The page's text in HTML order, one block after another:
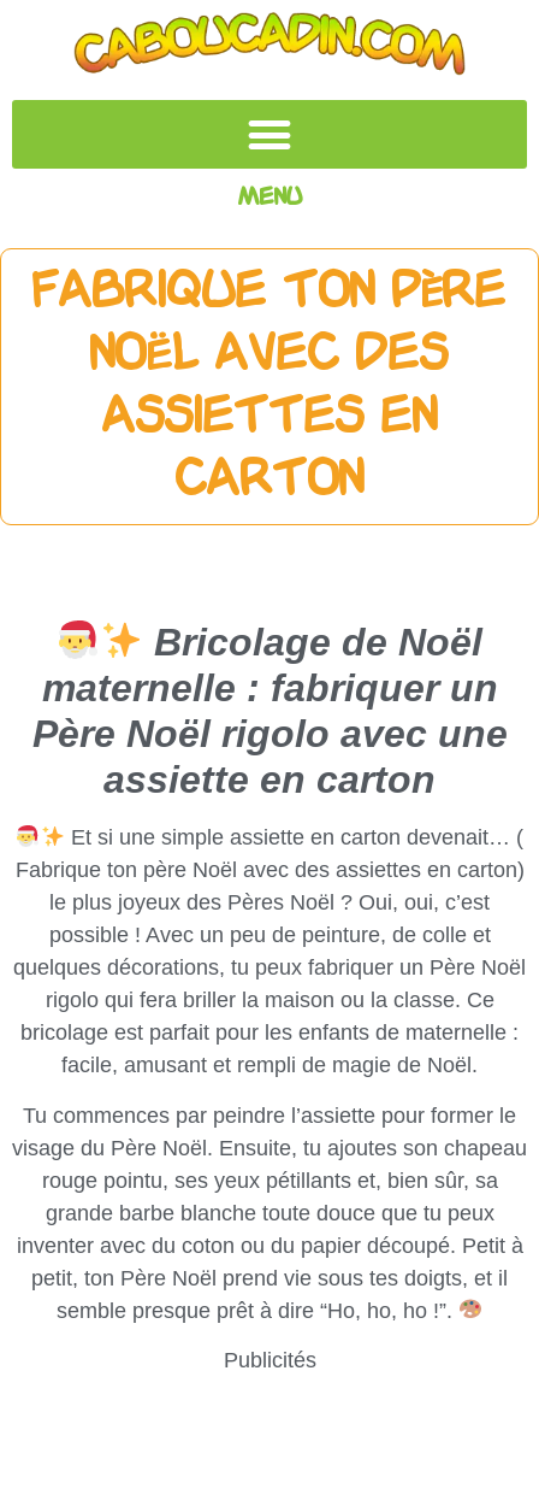
Menu
Fabrique ton père
Noël avec des
assiettes en
carton
Bricolage de Noël
maternelle : fabriquer un
Père Noël rigolo avec une
assiette en carton
Et si une simple assiette en carton devenait… (
Fabrique ton père Noël avec des assiettes en carton)
le plus joyeux des Pères Noël ? Oui, oui, c’est
possible ! Avec un peu de peinture, de colle et
quelques décorations, tu peux fabriquer un Père Noël
rigolo qui fera briller la maison ou la classe. Ce
bricolage est parfait pour les enfants de maternelle :
facile, amusant et rempli de magie de Noël.
Tu commences par peindre l’assiette pour former le
visage du Père Noël. Ensuite, tu ajoutes son chapeau
rouge pointu, ses yeux pétillants et, bien sûr, sa
grande barbe blanche toute douce que tu peux
inventer avec du coton ou du papier découpé. Petit à
petit, ton Père Noël prend vie sous tes doigts, et il
semble presque prêt à dire “Ho, ho, ho !”.
Publicités